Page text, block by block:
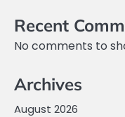
Recent
No comments to
Archives
August 2026